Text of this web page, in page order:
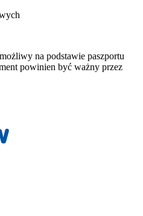
na podstawie paszportu
powinien być ważny przez